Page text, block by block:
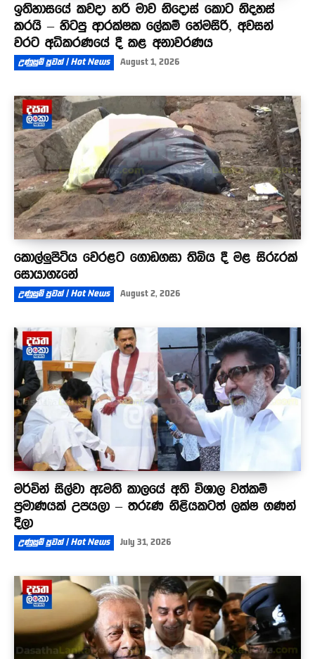
ඉතිහාසයේ කවදා හරි මාව නිදොස් කොට නිදහස්
කරයි – හිටපු ආරක්ෂක ලේකම් හේමසිරි, අවසන්
වරට අධිකරණයේ දී කළ අනාවරණය
උණුසුම් පුවත් | Hot News August 1, 2026
කොල්ලුපිටිය වෙරළට ගොඩගසා තිබිය දී මළ සිරුරක්
සොයාගැනේ
උණුසුම් පුවත් | Hot News August 2, 2026
මර්වින් සිල්වා ඇමති කාලයේ අති විශාල වත්කම්
ප්‍රමාණයක් උපයලා – තරුණ නිළියකටත් ලක්ෂ ගණන්
දීලා
උණුසුම් පුවත් | Hot News July 31, 2026